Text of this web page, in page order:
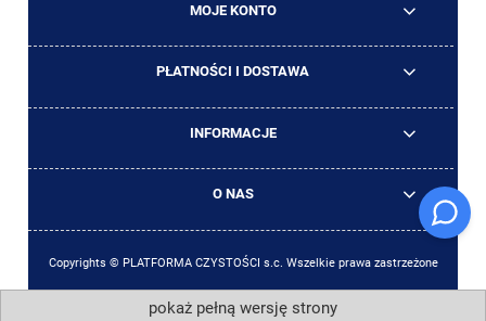
MOJE KONTO
PŁATNOŚCI I DOSTAWA
INFORMACJE
O NAS
Copyrights © PLATFORMA CZYSTOŚCI s.c. Wszelkie prawa zastrzeżone
pokaż pełną wersję strony